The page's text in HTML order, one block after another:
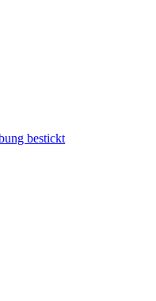
bestickt